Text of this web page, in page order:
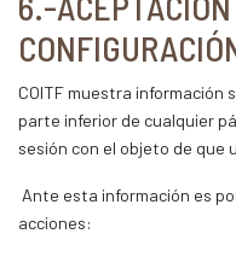
COITF muestra información
parte inferior de cualquier
sesión con el objeto de que
Ante esta información es
acciones: